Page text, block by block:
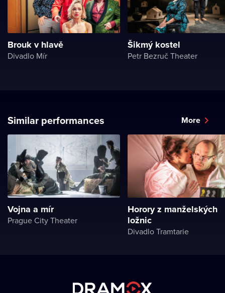
Brouk v hlavě
Divadlo Mír
Šikmý kostel
Petr Bezruč Theater
Similar performances More
Vojna a mír
Prague City Theater
Horory z manželských
ložnic
Divadlo Tramtarie